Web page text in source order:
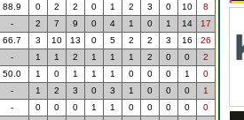
88.9 0 2 2 0 1 2 3 0 10 8
- 2 7 9 0 4 1 0 1 14 17
66.7 3 10 13 0 5 2 2 3 16 26
- 1 1 2 1 1 1 2 0 0 2
50.0 1 0 1 1 1 0 0 0 1 0
- 1 2 3 0 3 1 0 0 0 1
- 0 0 0 1 1 0 0 0 0 0